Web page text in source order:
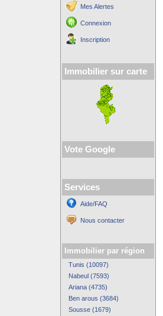
Mes Alertes
Connexion
Inscription
Immobilier sur carte
Vote Google
Services
Aide/FAQ
Nous contacter
Immobilier par région
Tunis (10097)
Nabeul (7593)
Ariana (4735)
Ben arous (3684)
Sousse (1679)